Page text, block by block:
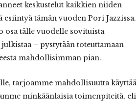
keskustelut kaikkien niiden
tämän vuoden Pori Jazzissa.
tälle vuodelle sovituista
– pystytään toteuttamaan
mahdollisimman pian.
tarjoamme mahdollisuutta käyttää
minkäänlaisia toimenpiteitä, eli